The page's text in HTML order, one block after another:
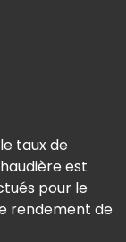
taux de
est
pour le
rendement de